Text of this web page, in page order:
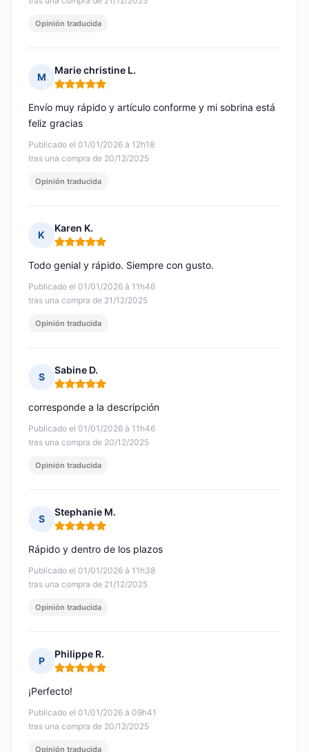
Opinión traducida
M
Marie christine L.
Nota: 5 de 5
Publicado el 01/01/2026 à 12h18
tras una compra de 20/12/2025
Envío muy rápido y artículo conforme y mi sobrina está
feliz gracias
Opinión traducida
K
Karen K.
Nota: 5 de 5
Publicado el 01/01/2026 à 11h46
tras una compra de 21/12/2025
Todo genial y rápido. Siempre con gusto.
Opinión traducida
S
Sabine D.
Nota: 5 de 5
Publicado el 01/01/2026 à 11h46
tras una compra de 20/12/2025
corresponde a la descripción
Opinión traducida
S
Stephanie M.
Nota: 5 de 5
Publicado el 01/01/2026 à 11h38
tras una compra de 21/12/2025
Rápido y dentro de los plazos
Opinión traducida
P
Philippe R.
Nota: 5 de 5
Publicado el 01/01/2026 à 09h41
tras una compra de 20/12/2025
¡Perfecto!
Opinión traducida